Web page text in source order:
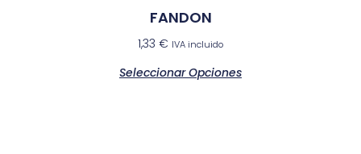
FANDON
1,33 € IVA incluido
Seleccionar Opciones